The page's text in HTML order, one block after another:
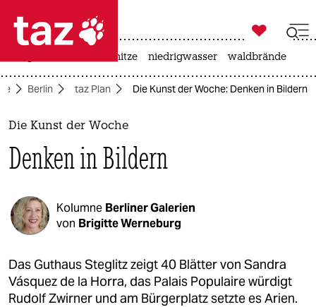
 taz zahl ich
taz zahl ich
themen
politik
öko
gesellschaft
kultur
sport

taz zahl ich
hitze niedrigwasser waldbrände
Berlin taz Plan Die Kunst der Woche: Denken in Bildern
Die Kunst der Woche
Denken in Bildern
Kolumne Berliner Galerien
von Brigitte Werneburg
Das Guthaus Steglitz zeigt 40 Blätter von Sandra
Vásquez de la Horra, das Palais Populaire würdigt
Rudolf Zwirner und am Bürgerplatz setzte es Arien.